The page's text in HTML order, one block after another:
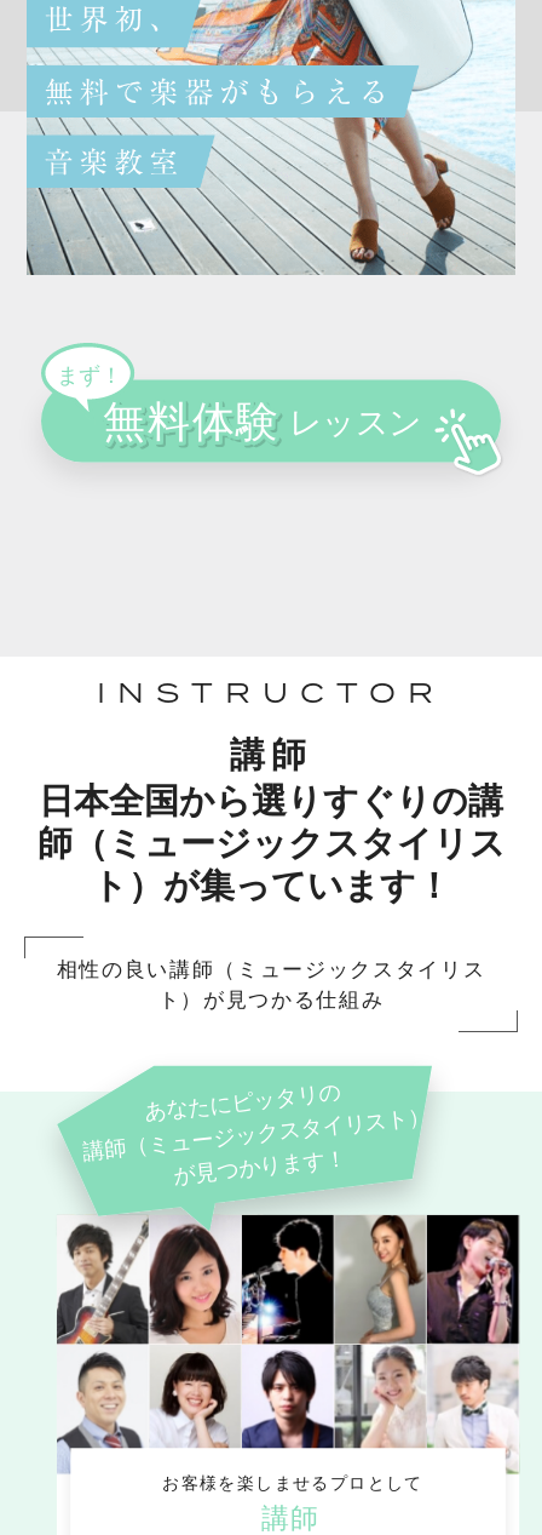
INSTRUCTOR
講師
日本全国から選りすぐりの講
師（ミュージックスタイリス
ト）が集っています！
相性の良い講師（ミュージックスタイリス
ト）が見つかる仕組み